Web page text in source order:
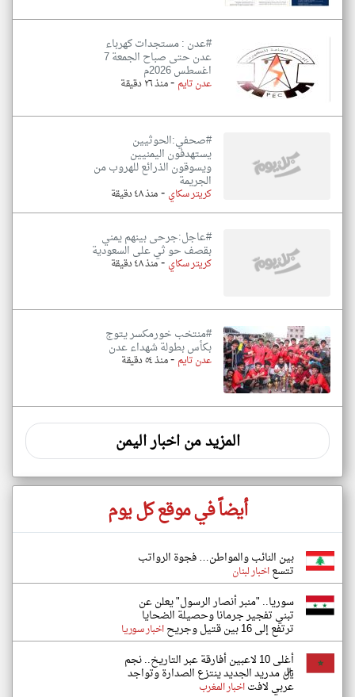
#عدن : مستجدات كهرباء
عدن حتى صباح الجمعة 7
اغسطس 2026م
عدن تايم-منذ ٢٦ دقيقة
#صحفي:الحوثيين
يستهدفون اليمنيين
ويسوقون الذرائع للهروب من
الجريمة
كريتر سكاي -منذ ٤٨ دقيقة
#عاجل:جرحى بينهم يمني
بقصف حو ثي على السعودية
كريتر سكاي -منذ ٤٨ دقيقة
#منتخب خورمكسر يتوج
بكأس بطولة شهداء عدن
عدن تايم -منذ ٥٤ دقيقة
المزيد من اخبار اليمن
أيضاً في موقع كل يوم
بين النائب والمواطن… فجوة الرواتب
تتسعاخبار لبنان
سوريا.. "منبر أنصار الرسول" يعلن عن
تبني تفجير جرمانا وحصيلة الضحايا
ترتفع إلى 16 بين قتيل وجريح اخبار سوريا
أغلى 10 لاعبين أفارقة عبر التاريخ.. نجم
ريال مدريد الجديد ينتزع الصدارة وتواجد
عربي لافتاخبار المغرب